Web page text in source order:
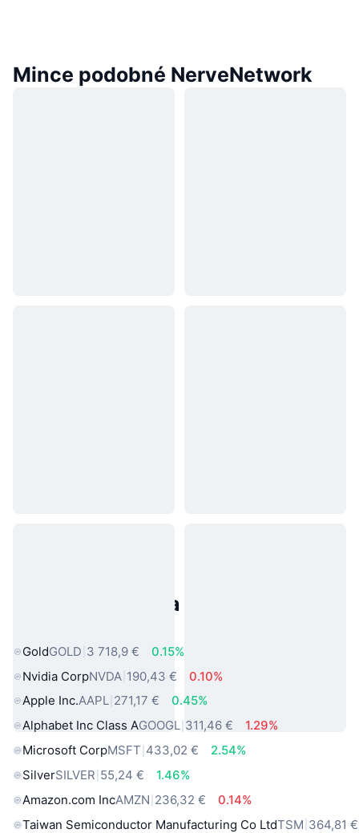
Mince podobné NerveNetwork
Populárne aktíva z reálneho
GoldGOLD 3 718,9 €
0.15%
Nvidia CorpNVDA 190,43 €
0.10%
Apple Inc.AAPL 271,17 €
0.45%
Alphabet Inc Class AGOOGL 311,46 €
1.29%
Microsoft CorpMSFT 433,02 €
2.54%
SilverSILVER 55,24 €
1.46%
Amazon.com IncAMZN 236,32 €
0.14%
Taiwan Semiconductor Manufacturing Co LtdTSM 364,81 €